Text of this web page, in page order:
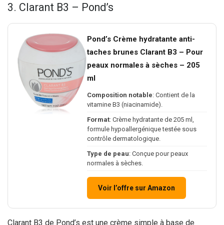
3. Clarant B3 – Pond’s
Pond’s Crème hydratante anti-
taches brunes Clarant B3 – Pour
peaux normales à sèches – 205
ml
Composition notable: Contient de la
vitamine B3 (niacinamide).
Format: Crème hydratante de 205 ml,
formule hypoallergénique testée sous
contrôle dermatologique.
Type de peau: Conçue pour peaux
normales à sèches.
Voir l’offre sur Amazon
Clarant B3 de Pond’s est une crème simple à base de